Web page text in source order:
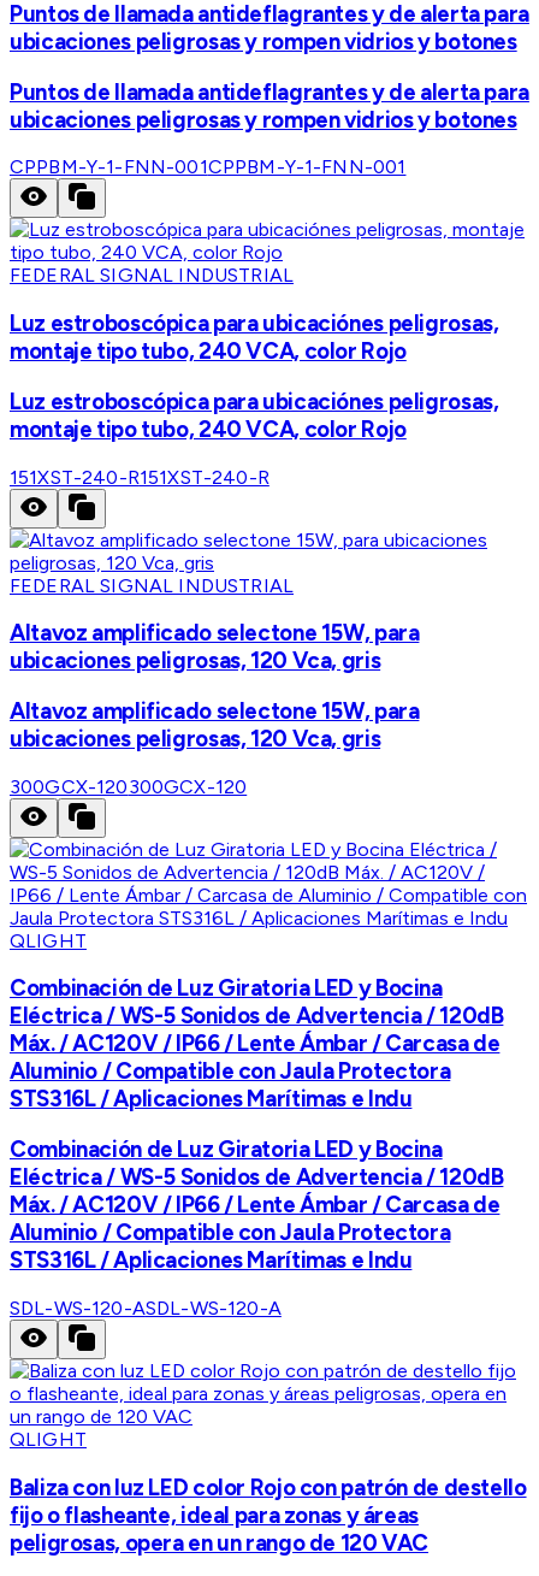
Puntos de llamada antideflagrantes y de alerta para
ubicaciones peligrosas y rompen vidrios y botones
Puntos de llamada antideflagrantes y de alerta para
ubicaciones peligrosas y rompen vidrios y botones
CPPBM-Y-1-FNN-001CPPBM-Y-1-FNN-001
FEDERAL SIGNAL INDUSTRIAL
Luz estroboscópica para ubicaciónes peligrosas,
montaje tipo tubo, 240 VCA, color Rojo
Luz estroboscópica para ubicaciónes peligrosas,
montaje tipo tubo, 240 VCA, color Rojo
151XST-240-R151XST-240-R
FEDERAL SIGNAL INDUSTRIAL
Altavoz amplificado selectone 15W, para
ubicaciones peligrosas, 120 Vca, gris
Altavoz amplificado selectone 15W, para
ubicaciones peligrosas, 120 Vca, gris
300GCX-120300GCX-120
QLIGHT
Combinación de Luz Giratoria LED y Bocina
Eléctrica / WS-5 Sonidos de Advertencia / 120dB
Máx. / AC120V / IP66 / Lente Ámbar / Carcasa de
Aluminio / Compatible con Jaula Protectora
STS316L / Aplicaciones Marítimas e Indu
Combinación de Luz Giratoria LED y Bocina
Eléctrica / WS-5 Sonidos de Advertencia / 120dB
Máx. / AC120V / IP66 / Lente Ámbar / Carcasa de
Aluminio / Compatible con Jaula Protectora
STS316L / Aplicaciones Marítimas e Indu
SDL-WS-120-ASDL-WS-120-A
QLIGHT
Baliza con luz LED color Rojo con patrón de destello
fijo o flasheante, ideal para zonas y áreas
peligrosas, opera en un rango de 120 VAC